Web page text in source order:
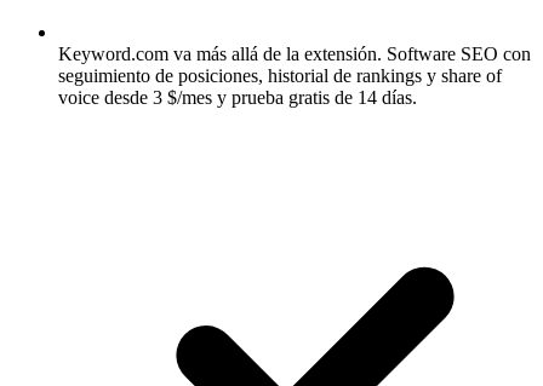
Keyword.com va más allá de la extensión. Software SEO con
seguimiento de posiciones, historial de rankings y share of
voice desde 3 $/mes y prueba gratis de 14 días.